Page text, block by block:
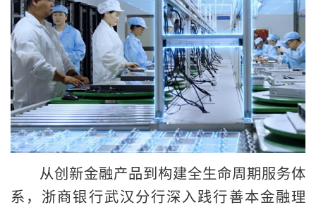
从创新金融产品到构建全生命周期服务体
系，浙商银行武汉分行深入践行善本金融理